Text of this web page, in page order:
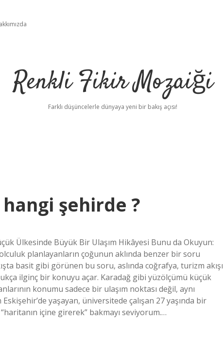
Renkli Fikir Mozaiği
Farklı düşüncelerle dünyaya yeni bir bakış açısı!
şehirde ?
Ülkesinde Büyük Bir Ulaşım Hikâyesi Bunu da Okuyun:
planlayanların çoğunun aklında benzer bir soru
basit gibi görünen bu soru, aslında coğrafya, turizm akışı
ilginç bir konuyu açar. Karadağ gibi yüzölçümü küçük
konumu sadece bir ulaşım noktası değil, aynı
yaşayan, üniversitede çalışan 27 yaşında bir
içine girerek” bakmayı seviyorum.…